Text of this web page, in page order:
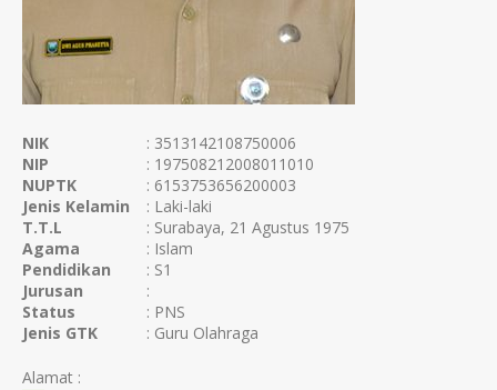
NIK
: 3513142108750006
NIP
: 197508212008011010
NUPTK
: 6153753656200003
Jenis Kelamin
: Laki-laki
T.T.L
: Surabaya, 21 Agustus 1975
Agama
: Islam
Pendidikan
: S1
Jurusan
:
Status
: PNS
Jenis GTK
: Guru Olahraga
Alamat :